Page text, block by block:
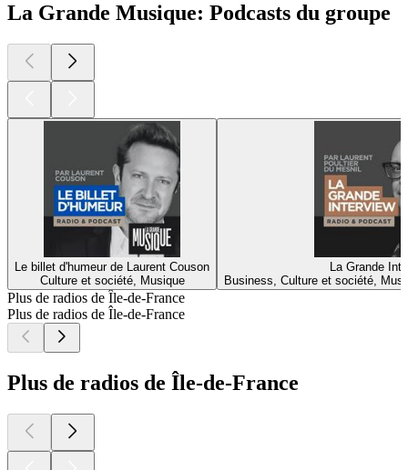
La Grande Musique: Podcasts du groupe
Le billet d'humeur de Laurent Couson
Culture et société, Musique
La Grande
Business, Culture et société,
Plus de radios de Île-de-France
Plus de radios de Île-de-France
Plus de radios de Île-de-France